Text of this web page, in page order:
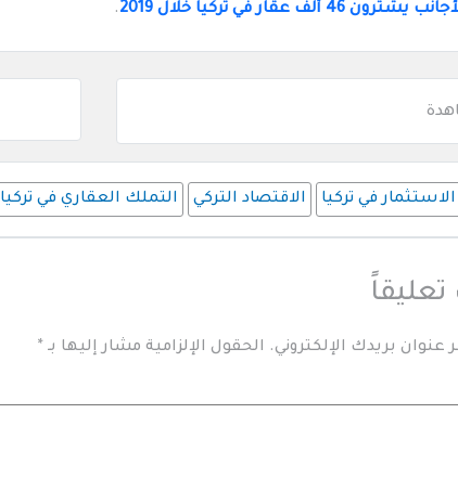
يشترون 46 ألف عقار في تركيا خلال 2019 .
الاستثمار في تركيا الاقتصاد التركي التملك العقاري في تركيا
تعليقاً
عنوان بريدك الإلكتروني. الحقول الإلزامية مشار إليها بـ *